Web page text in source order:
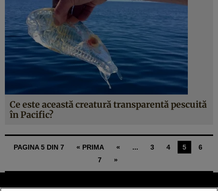
Ce este această creatură transparentă pescuită
în Pacific?
PAGINA 5 DIN 7 « PRIMA « ... 3 4 5
6
7
»